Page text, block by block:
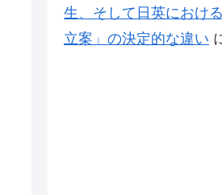
生、そして日英におけ
立案」の決定的な違い